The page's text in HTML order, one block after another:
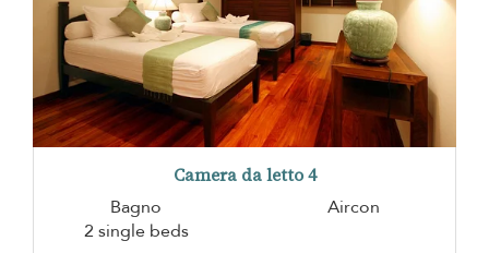
Camera da letto 4
Bagno
Aircon
2 single beds